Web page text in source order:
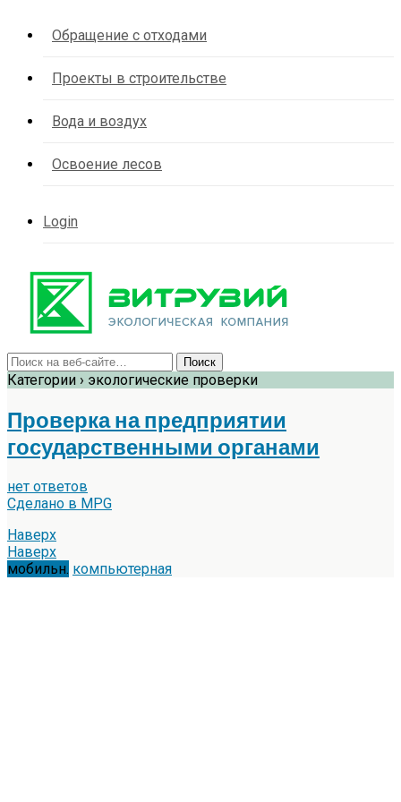
Обращение с отходами
Проекты в строительстве
Вода и воздух
Освоение лесов
Login
Категории › экологические проверки
Проверка на предприятии
государственными органами
нет ответов
Сделано в MPG
Наверх
Наверх
мобильн. компьютерная